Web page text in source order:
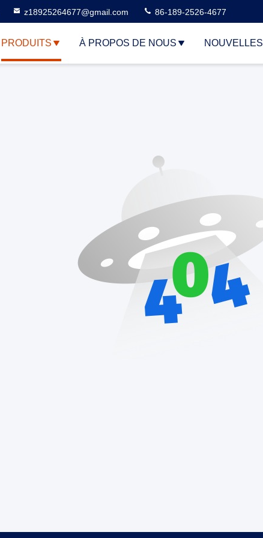
z18925264677@gmail.com 86-189-2526-4677
PRODUITS À PROPOS DE NOUS NOUVELLES